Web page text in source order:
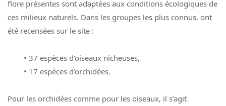
flore présentes sont adaptées aux conditions écologiques de
ces milieux naturels. Dans les groupes les plus connus, ont
été recensées sur le site :
• 37 espèces d’oiseaux nicheuses,
• 17 espèces d’orchidées.
Pour les orchidées comme pour les oiseaux, il s’agit